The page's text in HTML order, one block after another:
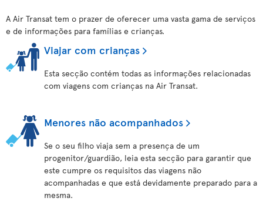
A Air Transat tem o prazer de oferecer uma vasta gama de serviços
e de informações para famílias e crianças.
Viajar com crianças
Esta secção contém todas as informações relacionadas
com viagens com crianças na Air Transat.
Menores não acompanhados
Se o seu filho viaja sem a presença de um
progenitor/guardião, leia esta secção para garantir que
este cumpre os requisitos das viagens não
acompanhadas e que está devidamente preparado para a
mesma.